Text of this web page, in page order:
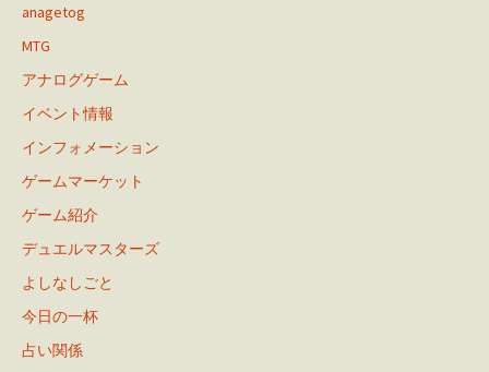
anagetog
MTG
アナログゲーム
イベント情報
インフォメーション
ゲームマーケット
ゲーム紹介
デュエルマスターズ
よしなしごと
今日の一杯
占い関係